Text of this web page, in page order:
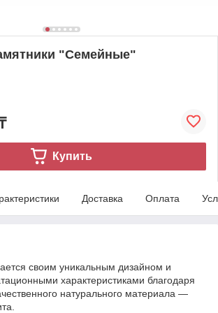
"Семейные"
Купить
Доставка Оплата
своим уникальным дизайном и
характеристиками благодаря
натурального материала —